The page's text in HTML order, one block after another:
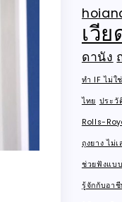
เวี
ดานัง
ทำ IF ไม่ใ
ไทย ประวั
Rolls-
ถุงยาง ไม่
ช่วยฟังแบ
รู้จักกับอา